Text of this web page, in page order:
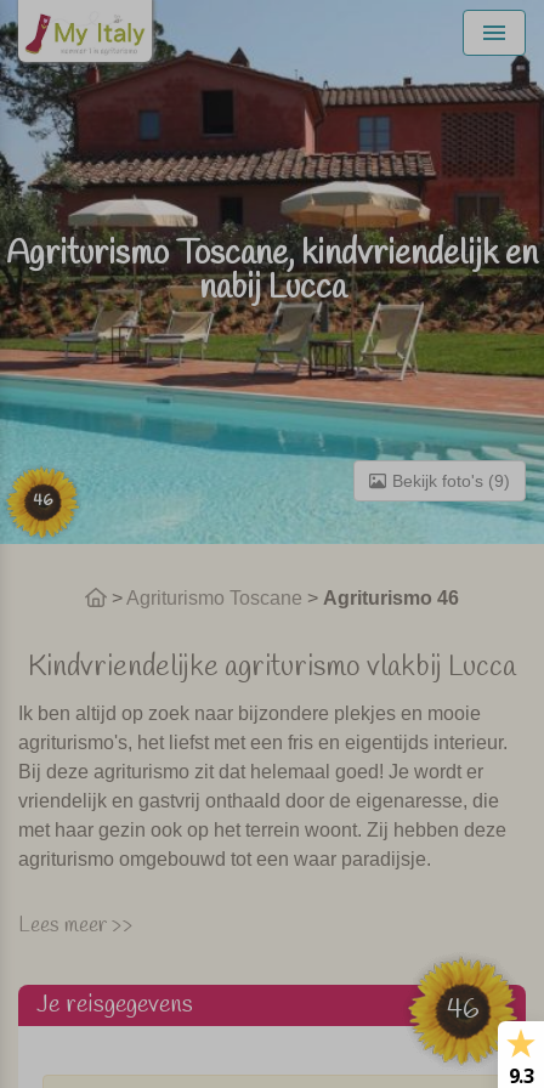
Menu
46
Bekijk foto's (9)
Agriturismo Toscane, kindvriendelijk en
nabij Lucca
>Agriturismo Toscane > Agriturismo 46
Kindvriendelijke agriturismo vlakbij Lucca
Ik ben altijd op zoek naar bijzondere plekjes en mooie
agriturismo's, het liefst met een fris en eigentijds interieur.
Bij deze agriturismo zit dat helemaal goed! Je wordt er
vriendelijk en gastvrij onthaald door de eigenaresse, die
met haar gezin ook op het terrein woont. Zij hebben deze
agriturismo omgebouwd tot een waar paradijsje.
Op de heuvels van een natuurpark
De agriturismo ligt ongeveer 40 km van Pisa en is rustig
gelegen op de heuvels van een natuurpark. De agriturismo
maakt olijfolie en je bevindt je hier dan ook temidden van
de olijfbomen. In het nabijgelegen dorpje (ca 1,5 km) zijn
diverse winkeltjes, barretjes en restaurantjes. Vanaf de
Lees meer >>
46
Je reisgegevens
9.3